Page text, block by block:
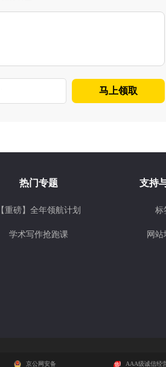
马上领取
热门专题
【重磅】全年领航计划
学术写作抢跑课
支持
标
网站
京公网安备 AAA级诚信经